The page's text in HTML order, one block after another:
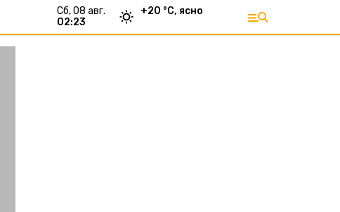
сб, 08 авг.
02:23
+20 °С, ясно